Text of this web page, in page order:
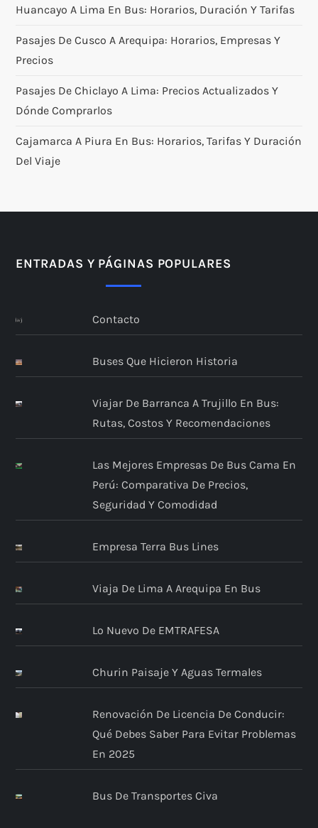
Huancayo A Lima En Bus: Horarios, Duración Y Tarifas
Pasajes De Cusco A Arequipa: Horarios, Empresas Y
Precios
Pasajes De Chiclayo A Lima: Precios Actualizados Y
Dónde Comprarlos
Cajamarca A Piura En Bus: Horarios, Tarifas Y Duración
Del Viaje
ENTRADAS Y PÁGINAS POPULARES
Contacto
Buses Que Hicieron Historia
Viajar De Barranca A Trujillo En Bus:
Rutas, Costos Y Recomendaciones
Las Mejores Empresas De Bus Cama En
Perú: Comparativa De Precios,
Seguridad Y Comodidad
Empresa Terra Bus Lines
Viaja De Lima A Arequipa En Bus
Lo Nuevo De EMTRAFESA
Churin Paisaje Y Aguas Termales
Renovación De Licencia De Conducir:
Qué Debes Saber Para Evitar Problemas
En 2025
Bus De Transportes Civa